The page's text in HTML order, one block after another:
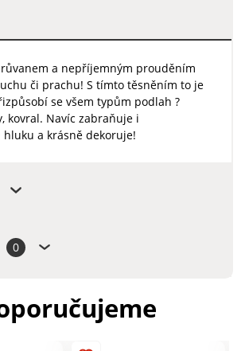
a nepříjemným prouděním
či prachu! S tímto těsněním to je
se všem typům podlah ?
kovral. Navíc zabraňuje i
a krásně dekoruje!
0